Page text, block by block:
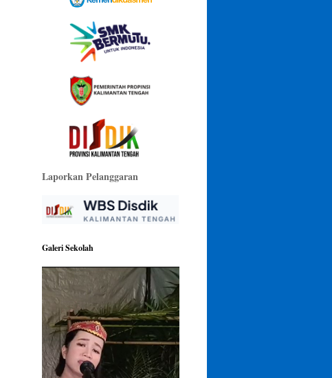
Laporkan Pelanggaran
Galeri Sekolah